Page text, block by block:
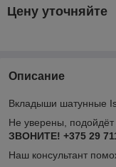
Цену уточняйте
Описание
Вкладыши шатунные
Не уверены, подойдёт
ЗВОНИТЕ! +375 29
Наш консультант